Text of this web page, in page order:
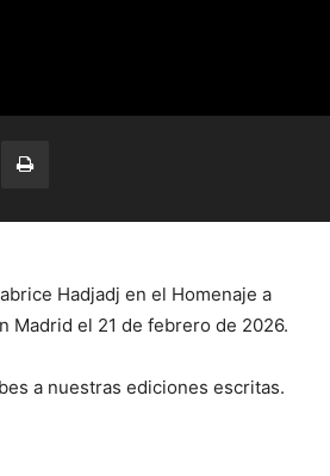
Hadjadj en el Homenaje a
Madrid el 21 de febrero de 2026.
a nuestras ediciones escritas.